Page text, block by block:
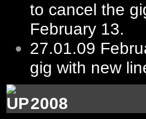
to cancel the
February 13.
27.01.09
gig with new
2008